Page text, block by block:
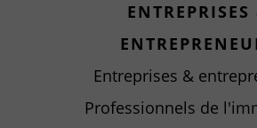
ENTREPRISES
Entreprises &
Professionnels de